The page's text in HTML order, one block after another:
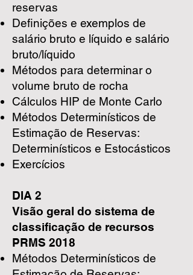
reservas
Definições e exemplos de
salário bruto e líquido e salário
bruto/líquido
Métodos para determinar o
volume bruto de rocha
Cálculos HIP de Monte Carlo
Métodos Determinísticos de
Estimação de Reservas:
Determinísticos e Estocásticos
Exercícios
DIA 2
Visão geral do sistema de
classificação de recursos
PRMS 2018
Métodos Determinísticos de